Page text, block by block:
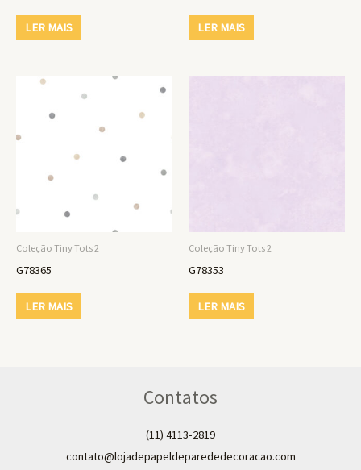
LER MAIS LER MAIS
Coleção Tiny Tots 2
G78365
LER MAIS
Coleção Tiny Tots 2
G78353
LER MAIS
Contatos
(11) 4113-2819
contato@lojadepapeldeparededecoracao.com